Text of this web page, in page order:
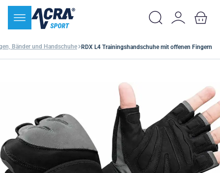
Bänder und Handschuhe RDX L4 Trainingshandschuhe mit offenen Fingern